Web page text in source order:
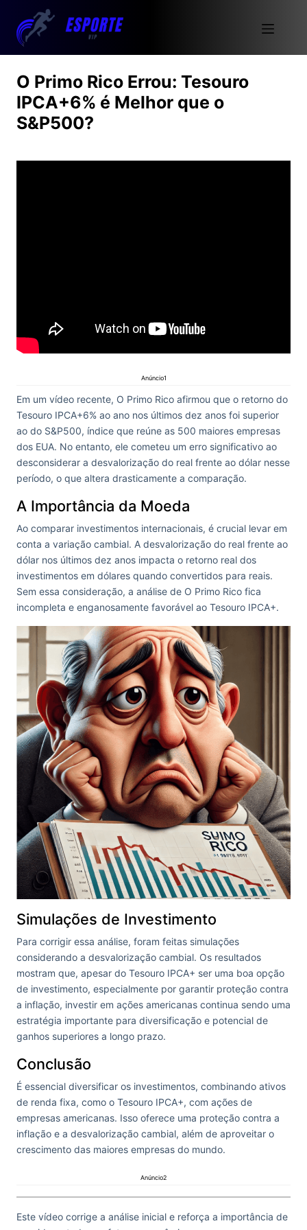
O Primo Rico Errou: Tesouro
IPCA+6% é Melhor que o
S&P500?
Anúncio1
Em um vídeo recente, O Primo Rico afirmou que o retorno do
Tesouro IPCA+6% ao ano nos últimos dez anos foi superior
ao do S&P500, índice que reúne as 500 maiores empresas
dos EUA. No entanto, ele cometeu um erro significativo ao
desconsiderar a desvalorização do real frente ao dólar nesse
período, o que altera drasticamente a comparação.
A Importância da Moeda
Ao comparar investimentos internacionais, é crucial levar em
conta a variação cambial. A desvalorização do real frente ao
dólar nos últimos dez anos impacta o retorno real dos
investimentos em dólares quando convertidos para reais.
Sem essa consideração, a análise de O Primo Rico fica
incompleta e enganosamente favorável ao Tesouro IPCA+.
Simulações de Investimento
Para corrigir essa análise, foram feitas simulações
considerando a desvalorização cambial. Os resultados
mostram que, apesar do Tesouro IPCA+ ser uma boa opção
de investimento, especialmente por garantir proteção contra
a inflação, investir em ações americanas continua sendo uma
estratégia importante para diversificação e potencial de
ganhos superiores a longo prazo.
Conclusão
É essencial diversificar os investimentos, combinando ativos
de renda fixa, como o Tesouro IPCA+, com ações de
empresas americanas. Isso oferece uma proteção contra a
inflação e a desvalorização cambial, além de aproveitar o
crescimento das maiores empresas do mundo.
Anúncio2
Este vídeo corrige a análise inicial e reforça a importância de